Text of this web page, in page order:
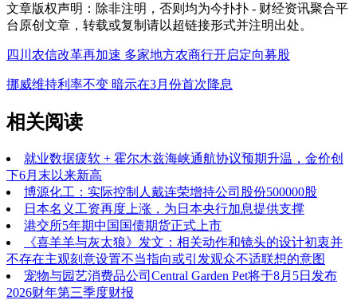
文章版权声明：除非注明，否则均为今扑扑 - 财经资讯聚合平
台 原创文章，转载或复制请以超链接形式并注明出处。
四川农信改革再加速 多家地方农商行开启定向募股
挪威维持利率不变 暗示在3月份首次降息
相关阅读
就业数据疲软 + 霍尔木兹海峡通航协议预期升温，金价创
下6月末以来新高
博源化工：实际控制人戴连荣增持公司股份500000股
日本名义工资再度上涨，为日本央行加息提供支撑
港交所5年期中国国债期货正式上市
《喜羊羊与灰太狼》发文：相关动作和镜头的设计初衷并
不存在主观刻意设置不当指向或引发观众不适联想的意图
宠物与园艺消费品公司Central Garden Pet将于8月5日发布
2026财年第三季度财报